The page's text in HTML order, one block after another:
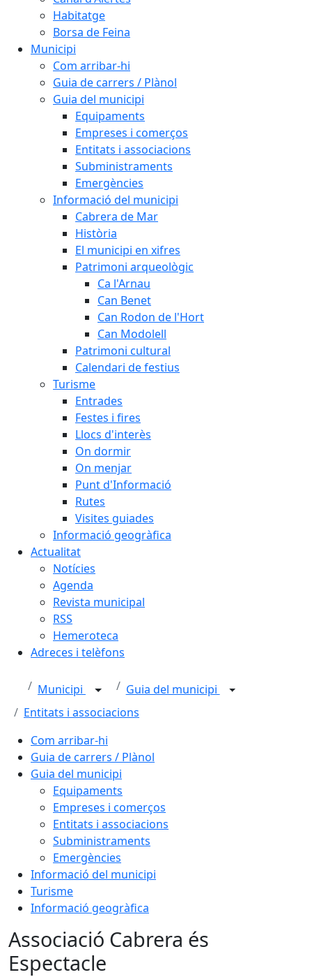
Habitatge
Borsa de Feina
Municipi
Com arribar-hi
Guia de carrers / Plànol
Guia del municipi
Equipaments
Empreses i comerços
Entitats i associacions
Subministraments
Emergències
Informació del municipi
Cabrera de Mar
Història
El municipi en xifres
Patrimoni arqueològic
Ca l'Arnau
Can Benet
Can Rodon de l'Hort
Can Modolell
Patrimoni cultural
Calendari de festius
Turisme
Entrades
Festes i fires
Llocs d'interès
On dormir
On menjar
Punt d'Informació
Rutes
Visites guiades
Informació geogràfica
Actualitat
Notícies
Agenda
Revista municipal
RSS
Hemeroteca
Adreces i telèfons
Municipi
Guia del municipi
Entitats i associacions
Com arribar-hi
Guia de carrers / Plànol
Guia del municipi
Equipaments
Empreses i comerços
Entitats i associacions
Subministraments
Emergències
Informació del municipi
Turisme
Informació geogràfica
Associació Cabrera és
Espectacle